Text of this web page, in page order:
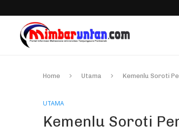
Home Utama Kemenlu Soroti
UTAMA
Kemenlu Soroti